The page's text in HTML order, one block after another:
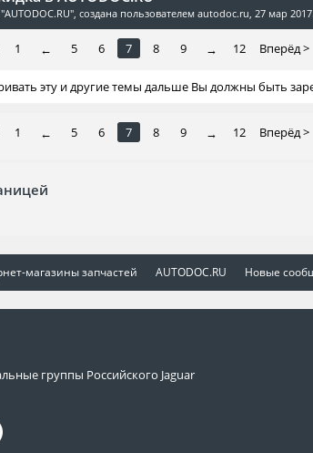
AUTODOC.RU", создана пользователем autodoc.ru, 27 мар 2017.
1 ← 5 6 7 8 9 → 12 Вперёд >
эту и другие темы дальше Вы должны быть
1 ← 5 6 7 8 9 → 12 Вперёд >
магазины запчастей AUTODOC.RU Новые
группы Российского Jaguar